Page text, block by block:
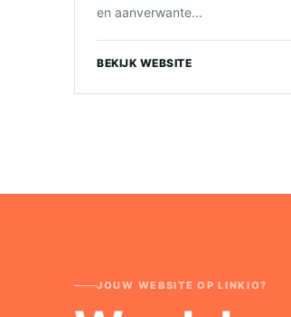
en aanverwante...
BEKIJK WEBSITE
JOUW WEBSITE OP LINKIO?